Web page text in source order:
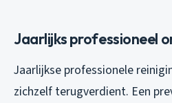
Jaarlijks professioneel
Jaarlijkse professionele
zichzelf terugverdient. Een